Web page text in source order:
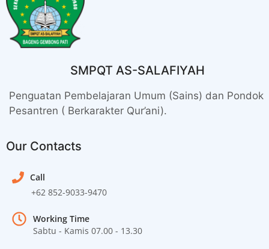
SMPQT AS-SALAFIYAH
Penguatan Pembelajaran Umum (Sains) dan Pondok
Pesantren ( Berkarakter Qur’ani).
Our Contacts
Call
+62 852-9033-9470
Working Time
Sabtu - Kamis 07.00 - 13.30